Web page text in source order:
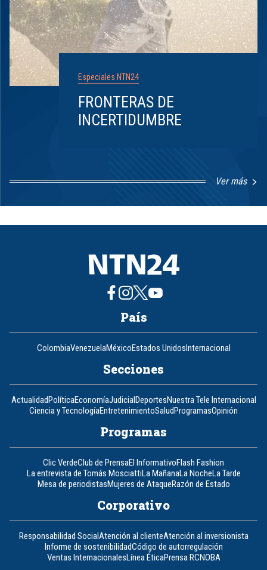
Especiales NTN24
FRONTERAS DE
INCERTIDUMBRE
Ver más
1
8
País
ColombiaVenezuelaMéxicoEstados UnidosInternacional
Secciones
ActualidadPolíticaEconomíaJudicialDeportesNuestra Tele Internacional
Ciencia y TecnologíaEntretenimientoSaludProgramasOpinión
Programas
Clic VerdeClub de PrensaEl InformativoFlash Fashion
La entrevista de Tomás MosciattiLa MañanaLa NocheLa Tarde
Mesa de periodistasMujeres de AtaqueRazón de Estado
Corporativo
Responsabilidad SocialAtención al clienteAtención al inversionista
Informe de sostenibilidadCódigo de autorregulación
Ventas InternacionalesLínea ÉticaPrensa RCNOBA